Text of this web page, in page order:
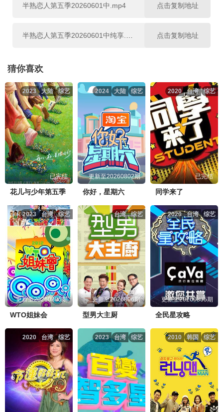
20260706中 20260706中纯享 20260707下
20260707下纯享 20260708超前彩蛋 20260709加更上
20260709加更下 20260710陪看 20260713上
20260713上纯享 20260713中 20260713中纯享
20260716加更上 20260716加更下 20260717陪看
20260720上 20260720上纯享 20260720中
20260720中纯享 20260721下 20260721下纯享
20260723加更下
20260724陪看 20260727上 20260727上纯享
20260728下 20260728下纯享 20260728第10期上
20260728第10期下 20260730加更上 20260730加更下
20260624超前彩蛋 20260629超前彩蛋 20260625加更上
20260625加更下 20260626陪看 20260629上
20260629中 20260629上纯享 20260629中纯享
20260630下 20260630下纯享 20260701直播回放
20260706超前彩蛋 20260702加更上 20260702加更下
20260703陪看 20260706上 20260706上纯享
20260706中 20260706中纯享 20260707下
20260707下纯享 20260708超前彩蛋 20260709加更上
20260713上纯享 20260713中 20260713中纯享
20260714下 20260714下纯享 20260715超前彩蛋
半熟恋人第五季20260601中.mp4 点击复制地址
点击复制地址
半熟恋人第五季20260602下.mp4
半熟恋人第五季20260602下纯享.mp4 点击复制地址
半熟恋人第五季20260603超前彩蛋.mp4 点击复制地址
半熟恋人第五季20260604加更.mp4 点击复制地址
半熟恋人第五季20260605陪看.mp4 点击复制地址
半熟恋人第五季20260608上.mp4 点击复制地址
半熟恋人第五季20260608上纯享.mp4 点击复制地址
半熟恋人第五季20260608中.mp4 点击复制地址
半熟恋人第五季20260608中纯享.mp4 点击复制地址
半熟恋人第五季20260609下.mp4 点击复制地址
半熟恋人第五季20260609下纯享.mp4 点击复制地址
半熟恋人第五季20260610超前彩蛋.mp4 点击复制地址
猜你喜欢
综艺
大陆
2023
已完结
花儿与少年第五季
综艺
大陆
2024
更新至20260802期
你好，星期六
综艺
台湾
2020
已完结
同学来了
综艺
台湾
2023
更新至20260805期
WTO姐妹会
综艺
台湾
更新至2026806期
型男大主厨
综艺
台湾
2020
更新至20260805期
全民星攻略
综艺
台湾
2020 综艺
台湾
2023 综艺
韩国
2010